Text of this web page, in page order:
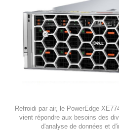
Refroidi par air, le PowerEdge
vient répondre aux besoins des
d'analyse de données et